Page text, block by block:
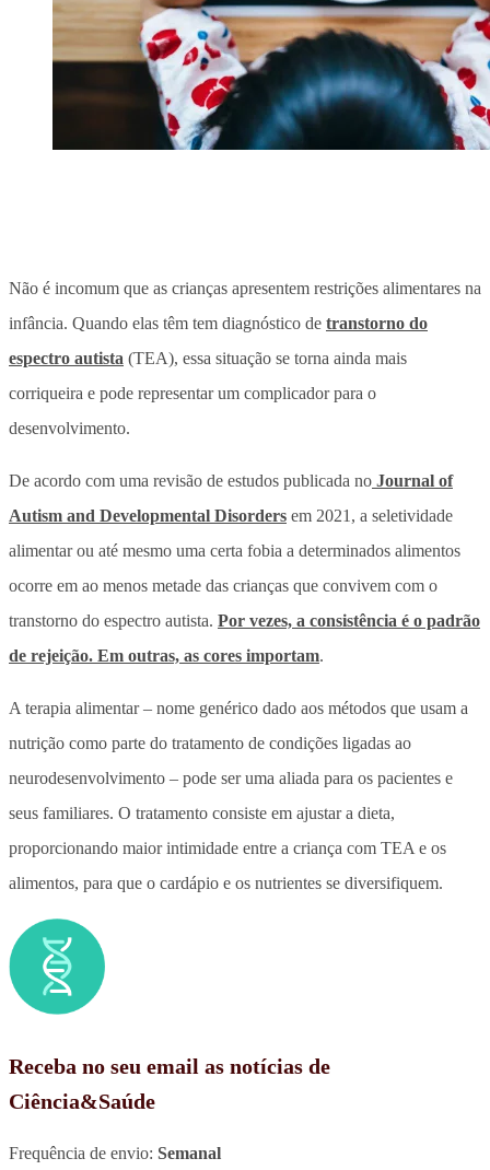
Não é incomum que as crianças apresentem restrições alimentares na
infância. Quando elas têm tem diagnóstico de transtorno do
espectro autista (TEA), essa situação se torna ainda mais
corriqueira e pode representar um complicador para o
desenvolvimento.
De acordo com uma revisão de estudos publicada no Journal of
Autism and Developmental Disorders em 2021, a seletividade
alimentar ou até mesmo uma certa fobia a determinados alimentos
ocorre em ao menos metade das crianças que convivem com o
transtorno do espectro autista. Por vezes, a consistência é o padrão
de rejeição. Em outras, as cores importam.
A terapia alimentar – nome genérico dado aos métodos que usam a
nutrição como parte do tratamento de condições ligadas ao
neurodesenvolvimento – pode ser uma aliada para os pacientes e
seus familiares. O tratamento consiste em ajustar a dieta,
proporcionando maior intimidade entre a criança com TEA e os
alimentos, para que o cardápio e os nutrientes se diversifiquem.
Receba no seu email as notícias de
Ciência&Saúde
Frequência de envio: Semanal